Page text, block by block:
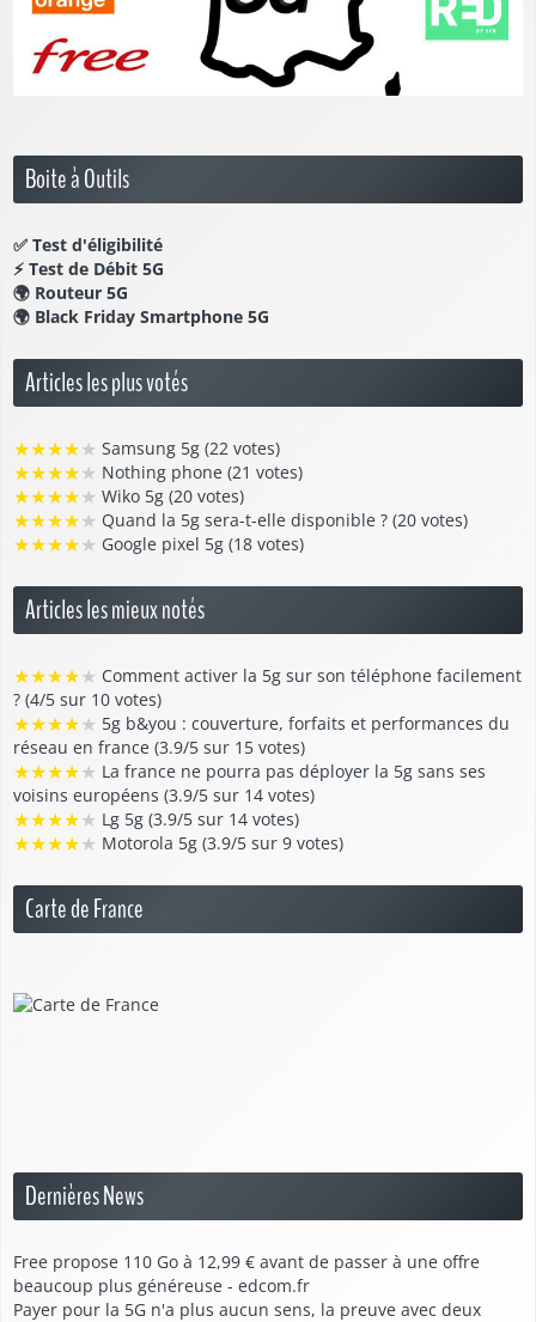
Boite à Outils
✅ Test d'éligibilité
⚡ Test de Débit 5G
🌍 Routeur 5G
🌍 Black Friday Smartphone 5G
Articles les plus votés
★★★★★ Samsung 5g (22 votes)
★★★★★ Nothing phone (21 votes)
★★★★★ Wiko 5g (20 votes)
★★★★★ Quand la 5g sera-t-elle disponible ? (20 votes)
★★★★★ Google pixel 5g (18 votes)
Articles les mieux notés
★★★★★ Comment activer la 5g sur son téléphone facilement
? (4/5 sur 10 votes)
★★★★★ 5g b&you : couverture, forfaits et performances du
réseau en france (3.9/5 sur 15 votes)
★★★★★ La france ne pourra pas déployer la 5g sans ses
voisins européens (3.9/5 sur 14 votes)
★★★★★ Lg 5g (3.9/5 sur 14 votes)
★★★★★ Motorola 5g (3.9/5 sur 9 votes)
Carte de France
Dernières News
Free propose 110 Go à 12,99 € avant de passer à une offre
beaucoup plus généreuse - edcom.fr
Payer pour la 5G n'a plus aucun sens, la preuve avec deux